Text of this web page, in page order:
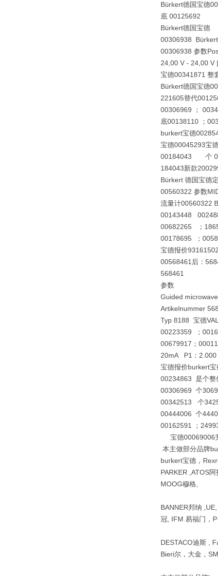
Bürkert德国宝德
底 00125692
Bürkert德国宝德
00306938
00306938 参数
24,00 V - 24,00 V
宝德00341871 整
Bürkert德国宝德
221605替代
00306969 ；
底00138110 ；
burkert宝德
宝德00045293宝
00184043 个
184043新款
Bürkert 德国宝德
00560322 参数
流量计00560322
00143448
00682265 ；
00178695 ；
宝德报价
00568461后：
568461
参数
Guided
Artikelnummer
Typ 8188 宝德
00223359
；
00679917；
20mA P1：
宝德报价burkert
00234863 是个整
00306969 个
00342513 个
00444006 个
00162591 ；
宝德00069006
本主做部分品牌
burkert宝德，
PARKER ,ATOS
MOOG穆格,
BANNER邦纳
冠, IFM 易福门，
DESTACO迪斯 ,
Bieri尔，大金，